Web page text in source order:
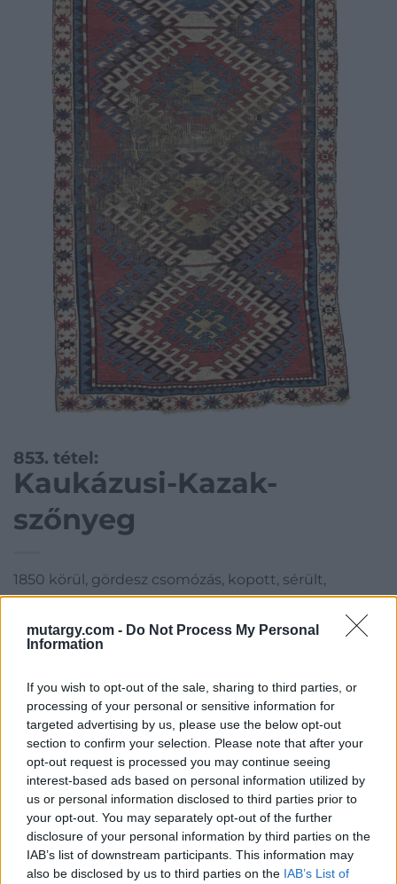
mutargy.com - Do Not Process My Personal
Information
If you wish to opt-out of the sale, sharing to third parties, or
processing of your personal or sensitive information for
targeted advertising by us, please use the below opt-out
section to confirm your selection. Please note that after your
opt-out request is processed you may continue seeing
interest-based ads based on personal information utilized by
us or personal information disclosed to third parties prior to
your opt-out. You may separately opt-out of the further
disclosure of your personal information by third parties on the
IAB’s list of downstream participants. This information may
also be disclosed by us to third parties on the IAB’s List of
853. tétel:
Kaukázusi-Kazak-
szőnyeg
1850 körül, gördesz csomózás, kopott, sérült,
hiányos, javított, 195*100 cm
Kategória:Szőnyeg, textil
Aukció adatai
Aukció neve:41. Aukció Festmény, műtárgy, varia aukció
Aukció dátuma: 2017.03.09
Aukció ideje: 18:00
Aukció helye: 1055 Budapest, Falk Miksa utca 24-26.
Tételszám: 853